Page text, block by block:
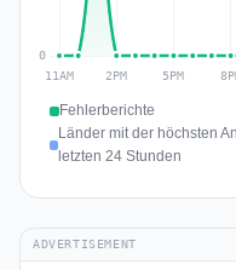
Fehlerberichte
Länder mit der höchsten
letzten 24 Stunden
ADVERTISEMENT